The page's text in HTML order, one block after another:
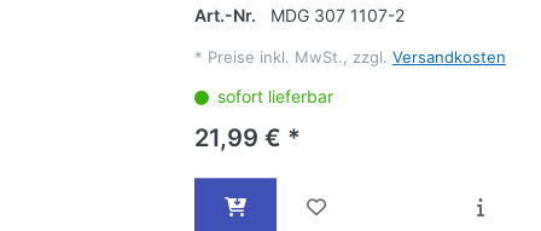
Art.-Nr. MDG 307 1107-2
* Preise inkl. MwSt., zzgl. Versandkosten
sofort lieferbar
21,99 € *